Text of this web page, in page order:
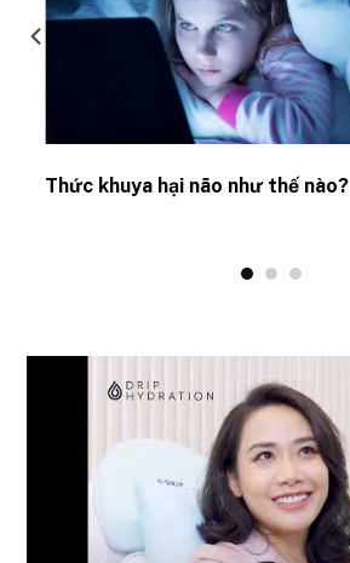
Thức khuya hại não như thế nào?